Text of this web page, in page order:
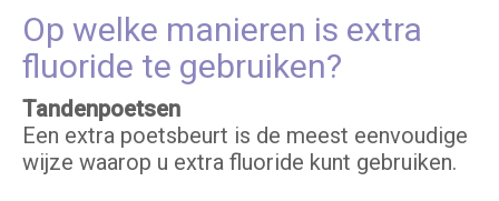
Op welke manieren is extra
fluoride te gebruiken?
Tandenpoetsen
Een extra poetsbeurt is de meest eenvoudige
wijze waarop u extra fluoride kunt gebruiken.